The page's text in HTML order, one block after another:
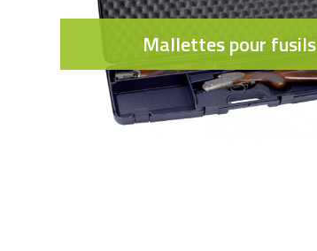
Mallettes pour fusils